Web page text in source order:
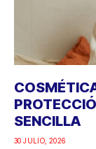
SENCILLA
30 JULIO, 2026